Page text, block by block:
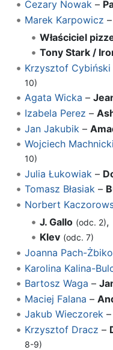
Cezary Nowak–
Marek Karpowicz –
Właściciel
Tony Stark /
Krzysztof Cybiński
10)
Agata Wicka –
Izabela Perez –
Jan Jakubik –
Wojciech Machnicki
10)
Julia Łukowiak –
Tomasz Błasiak–
Norbert
J. Gallo (odc. 2),
Klev (odc. 7)
Joanna Pach-
Karolina Kalina-
Bartosz Waga –
Maciej Falana –
Jakub Wieczorek–
Krzysztof Dracz –
8-9)